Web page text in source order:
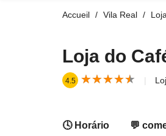
Accueil Vila Real
Loja do
4.5 ★★★★★
★★★★★
🕓 Horário 💬